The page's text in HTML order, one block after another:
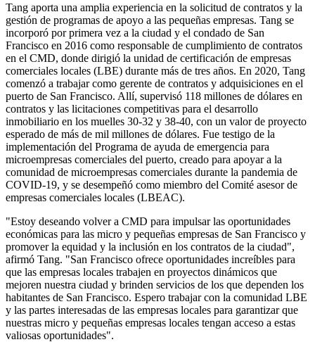
Tang aporta una amplia experiencia en la solicitud de contratos y la
gestión de programas de apoyo a las pequeñas empresas. Tang se
incorporó por primera vez a la ciudad y el condado de San
Francisco en 2016 como responsable de cumplimiento de contratos
en el CMD, donde dirigió la unidad de certificación de empresas
comerciales locales (LBE) durante más de tres años. En 2020, Tang
comenzó a trabajar como gerente de contratos y adquisiciones en el
puerto de San Francisco. Allí, supervisó 118 millones de dólares en
contratos y las licitaciones competitivas para el desarrollo
inmobiliario en los muelles 30-32 y 38-40, con un valor de proyecto
esperado de más de mil millones de dólares. Fue testigo de la
implementación del Programa de ayuda de emergencia para
microempresas comerciales del puerto, creado para apoyar a la
comunidad de microempresas comerciales durante la pandemia de
COVID-19, y se desempeñó como miembro del Comité asesor de
empresas comerciales locales (LBEAC).
"Estoy deseando volver a CMD para impulsar las oportunidades
económicas para las micro y pequeñas empresas de San Francisco y
promover la equidad y la inclusión en los contratos de la ciudad",
afirmó Tang. "San Francisco ofrece oportunidades increíbles para
que las empresas locales trabajen en proyectos dinámicos que
mejoren nuestra ciudad y brinden servicios de los que dependen los
habitantes de San Francisco. Espero trabajar con la comunidad LBE
y las partes interesadas de las empresas locales para garantizar que
nuestras micro y pequeñas empresas locales tengan acceso a estas
valiosas oportunidades".